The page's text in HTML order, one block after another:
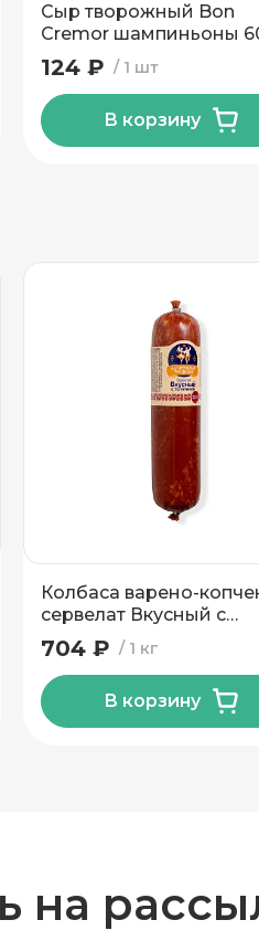
Сыр творожный Bon
Cremor шампиньоны
150 г
1 шт
124 ₽
В корзину
Колбаса варено-
сервелат Вкусный с
телятиной Инко-Фуд
1 кг
704 ₽
В корзину
на